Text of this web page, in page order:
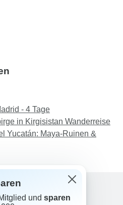
- 4 Tage
in Kirgisistan Wanderreise
Yucatán: Maya-Ruinen &
und sparen